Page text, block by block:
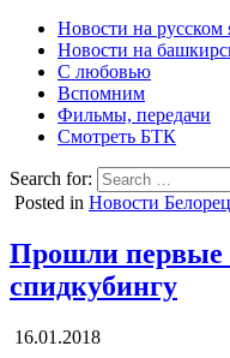
Новости на русском
Новости на
С любовью
Вспомним
Фильмы, передачи
Смотреть БТК
Search for:
Posted in Новости
Прошли первые
спидкубингу
16.01.2018